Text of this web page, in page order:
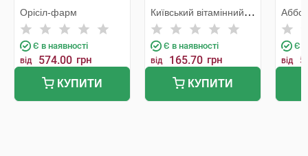
Орісіл-фарм
Є в наявності
від 574.00 грн
КУПИТИ
Київський вітамінний
завод
Є в наявності
від 165.70 грн
КУПИТИ
Є в
від